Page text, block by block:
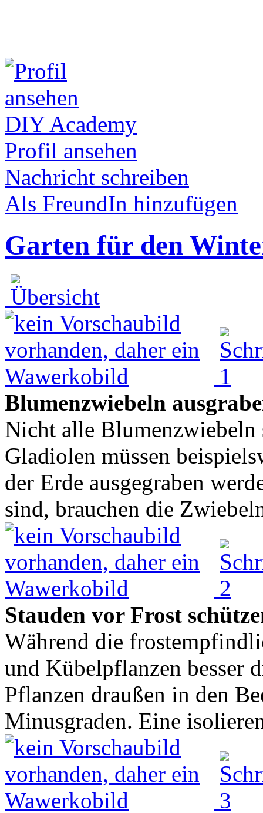
DIY Academy
Profil ansehen
Nachricht schreiben
Als FreundIn hinzufügen
Garten für den
Blumenzwiebeln
Nicht alle
Gladiolen müssen
der Erde ausgegraben
sind, brauchen die
Stauden vor Frost
Während die
und Kübelpflanzen besser
Pflanzen draußen in den
Minusgraden. Eine